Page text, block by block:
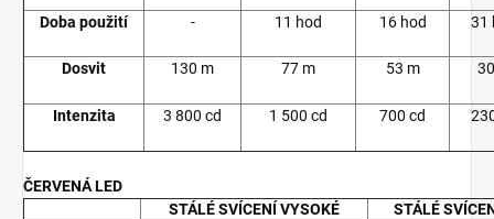
Doba použití - 11 hod 16 hod 31
Dosvit 130 m 77 m 53 m
Intenzita 3 800 cd 1 500 cd 700 cd
ČERVENÁ LED
STÁLÉ SVÍCENÍ VYSOKÉ
STÁLÉ